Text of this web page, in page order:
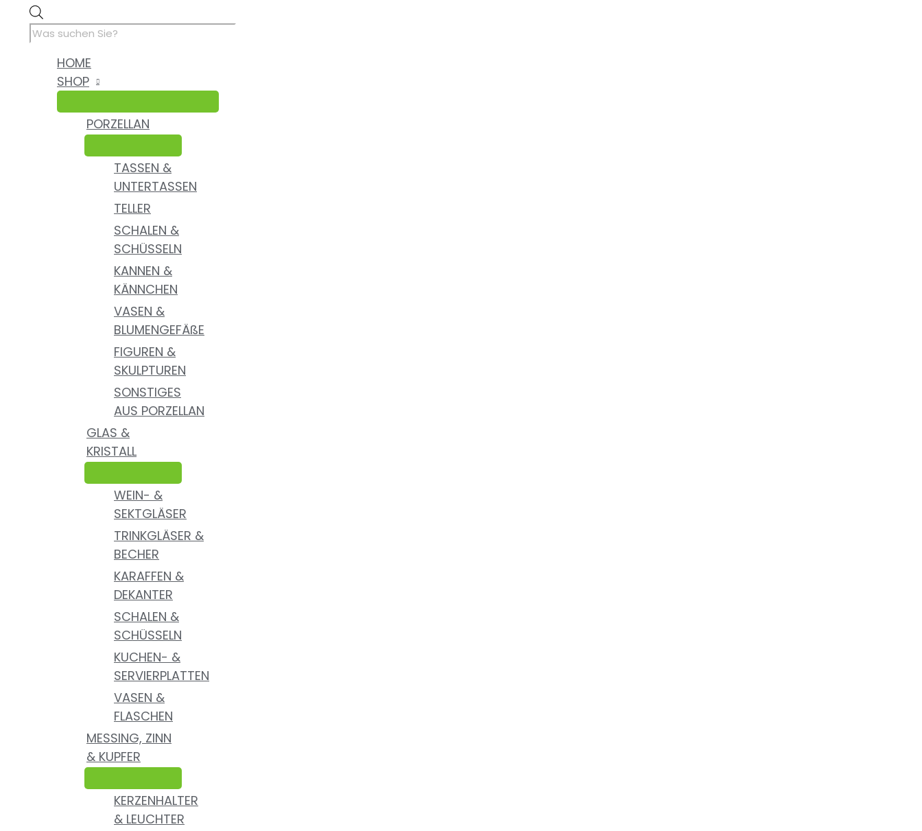
Inhalt
springen
search
HOME
SHOP
PORZELLAN
TASSEN &
UNTERTASSEN
TELLER
SCHALEN &
SCHÜSSELN
KANNEN &
KÄNNCHEN
VASEN &
BLUMENGEFÄßE
FIGUREN &
SKULPTUREN
SONSTIGES
AUS PORZELLAN
GLAS &
KRISTALL
WEIN- &
SEKTGLÄSER
TRINKGLÄSER &
BECHER
KARAFFEN &
DEKANTER
SCHALEN &
SCHÜSSELN
KUCHEN- &
SERVIERPLATTEN
VASEN &
FLASCHEN
MESSING, ZINN
& KUPFER
KERZENHALTER
& LEUCHTER
Antike
Jugendstil
Kaffeetasse
Untertasse